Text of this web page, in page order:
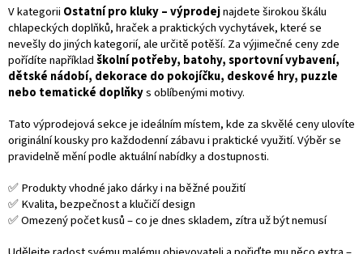
a
c
í
p
r
v
y
v
ý
p
i
s
u
v
á
n
í
V kategorii Ostatní pro kluky – výprodejnajdete širokou škálu
chlapeckých doplňků, hraček a praktických vychytávek, které se
nevešly do jiných kategorií, ale určitě potěší. Za výjimečné ceny zde
pořídíte napříkladškolní potřeby, batohy, sportovní vybavení,
dětské nádobí, dekorace do pokojíčku, deskové hry, puzzle
nebo tematické doplňkys oblíbenými motivy.
Tato výprodejová sekce je ideálním místem, kde za skvělé ceny ulovíte
originální kousky pro každodenní zábavu i praktické využití. Výběr se
pravidelně mění podle aktuální nabídky a dostupnosti.
✅ Produkty vhodné jako dárky i na běžné použití
✅ Kvalita, bezpečnost a klučičí design
✅ Omezený počet kusů – co je dnes skladem, zítra už být nemusí